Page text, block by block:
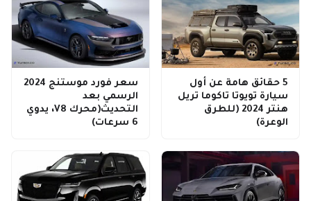
5 حقائق هامة عن أول
سيارة تويوتا تاكوما تريل
هنتر 2024 (للطرق
الوعرة)
سعر فورد موستنج 2024
الرسمي بعد
التحديث(محرك V8، يدوي
6 سرعات)